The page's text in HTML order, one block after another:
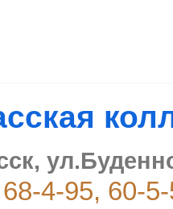
4-95, 60-